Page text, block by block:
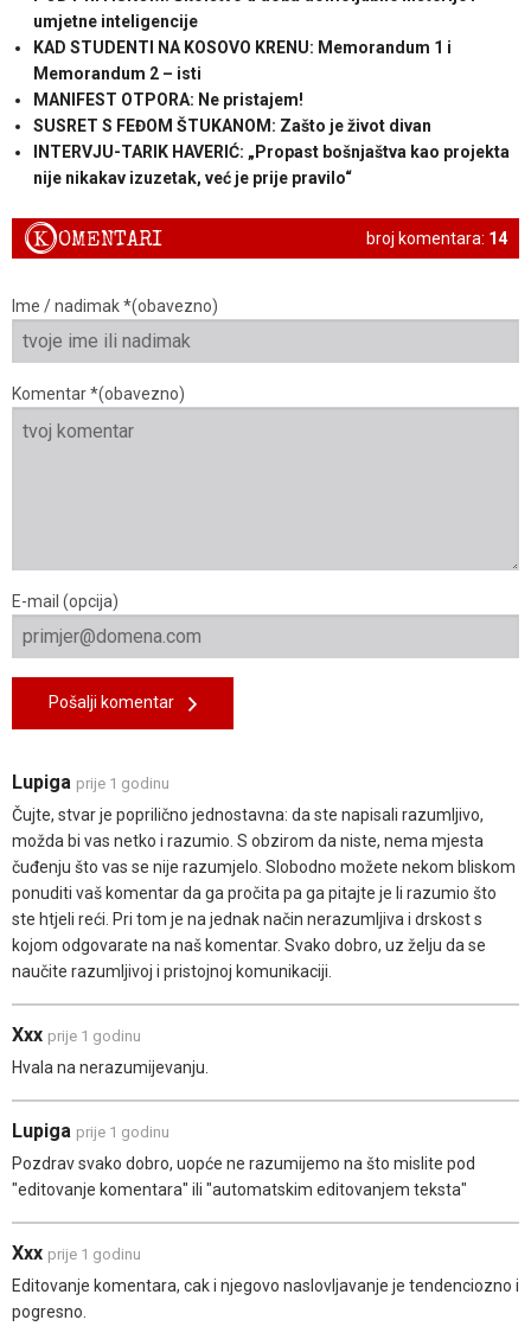
umjetne inteligencije
KAD STUDENTI NA KOSOVO KRENU: Memorandum 1 i
Memorandum 2 – isti
MANIFEST OTPORA: Ne pristajem!
SUSRET S FEĐOM ŠTUKANOM: Zašto je život divan
INTERVJU-TARIK HAVERIĆ: „Propast bošnjaštva kao projekta
nije nikakav izuzetak, već je prije pravilo“
broj komentara: 14
KOMENTARI
Ime / nadimak *(obavezno)
Komentar *(obavezno)
E-mail (opcija)
Pošalji komentar
Lupiga prije 1 godinu
Čujte, stvar je poprilično jednostavna: da ste napisali razumljivo,
možda bi vas netko i razumio. S obzirom da niste, nema mjesta
čuđenju što vas se nije razumjelo. Slobodno možete nekom bliskom
ponuditi vaš komentar da ga pročita pa ga pitajte je li razumio što
ste htjeli reći. Pri tom je na jednak način nerazumljiva i drskost s
kojom odgovarate na naš komentar. Svako dobro, uz želju da se
naučite razumljivoj i pristojnoj komunikaciji.
Xxx prije 1 godinu
Hvala na nerazumijevanju.
Lupiga prije 1 godinu
Pozdrav svako dobro, uopće ne razumijemo na što mislite pod
"editovanje komentara" ili "automatskim editovanjem teksta"
Xxx prije 1 godinu
Editovanje komentara, cak i njegovo naslovljavanje je tendenciozno i
pogresno.